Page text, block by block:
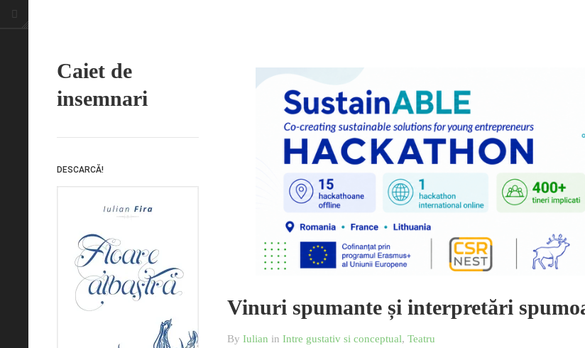
Caiet de
insemnari
DESCARCĂ!
Vinuri spumante și interpretări
By Iulian in Intre gustativ si conceptual, Teatru